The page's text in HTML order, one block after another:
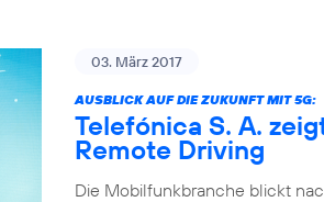
03. März 2017
AUSBLICK AUF DIE ZUKUNFT MIT 5G:
Telefónica S. A.
Remote Driving
Die Mobilfunkbranche blickt